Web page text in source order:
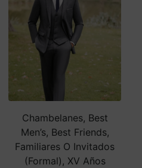
Chambelanes, Best
Men’s, Best Friends,
Familiares O Invitados
(Formal), XV Años